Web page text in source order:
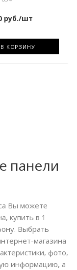
руб./шт
В КОРЗИНУ
панели
Вы можете
купить в 1
Выбрать
магазина
фото,
информацию, а